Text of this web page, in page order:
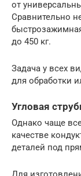
от
Сравнительно
до 450 кг.
Задача у всех
для обработки
Угловая
Однако чаще
качестве
деталей под